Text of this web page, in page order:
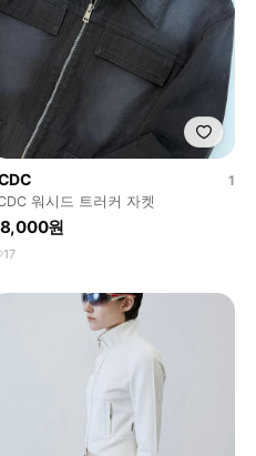
1
워시드 트러커 자켓
원
17